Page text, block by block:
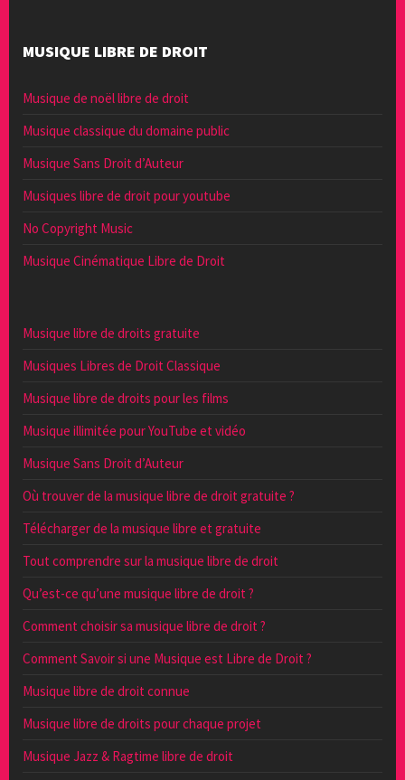
MUSIQUE LIBRE DE DROIT
Musique de noël libre de droit
Musique classique du domaine public
Musique Sans Droit d’Auteur
Musiques libre de droit pour youtube
No Copyright Music
Musique Cinématique Libre de Droit
Musique libre de droits gratuite
Musiques Libres de Droit Classique
Musique libre de droits pour les films
Musique illimitée pour YouTube et vidéo
Musique Sans Droit d’Auteur
Où trouver de la musique libre de droit gratuite ?
Télécharger de la musique libre et gratuite
Tout comprendre sur la musique libre de droit
Qu’est-ce qu’une musique libre de droit ?
Comment choisir sa musique libre de droit ?
Comment Savoir si une Musique est Libre de Droit ?
Musique libre de droit connue
Musique libre de droits pour chaque projet
Musique Jazz & Ragtime libre de droit